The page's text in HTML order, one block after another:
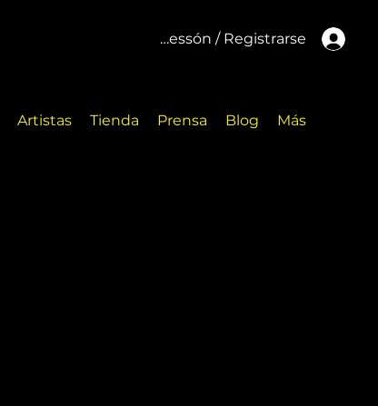
Inicar cessón / Registrarse
Artistas Tienda Prensa Blog Más